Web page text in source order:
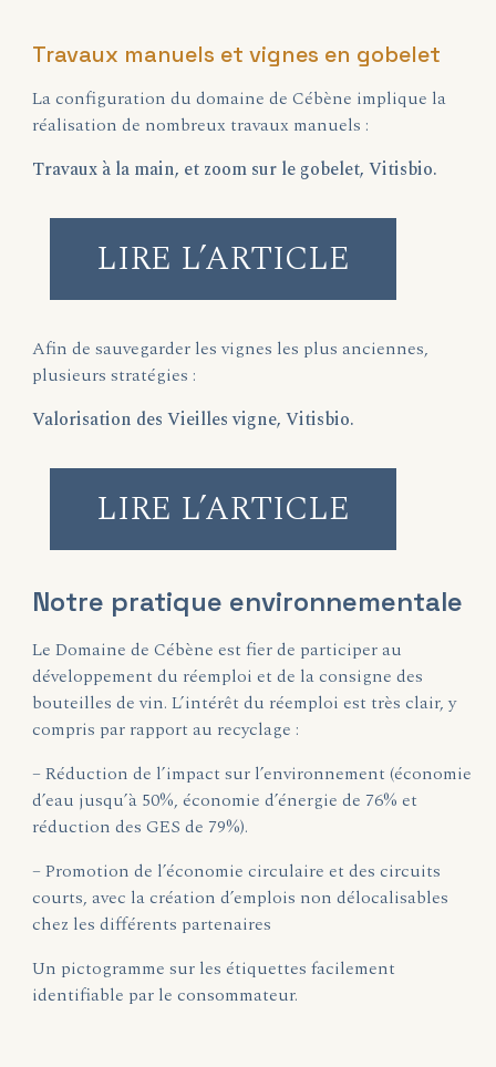
Travaux manuels et vignes en gobelet
La configuration du domaine de Cébène implique la
réalisation de nombreux travaux manuels :
Travaux à la main, et zoom sur le gobelet, Vitisbio.
LIRE L’ARTICLE
Afin de sauvegarder les vignes les plus anciennes,
plusieurs stratégies :
Valorisation des Vieilles vigne, Vitisbio.
LIRE L’ARTICLE
Notre pratique environnementale
Le Domaine de Cébène est fier de participer au
développement du réemploi et de la consigne des
bouteilles de vin. L’intérêt du réemploi est très clair, y
compris par rapport au recyclage :
– Réduction de l’impact sur l’environnement (économie
d’eau jusqu’à 50%, économie d’énergie de 76% et
réduction des GES de 79%).
– Promotion de l’économie circulaire et des circuits
courts, avec la création d’emplois non délocalisables
chez les différents partenaires
Un pictogramme sur les étiquettes facilement
identifiable par le consommateur.